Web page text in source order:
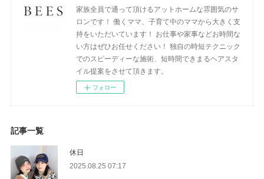
家族全員で通って頂けるアットホームな雰囲気のサ
ロンです！ 働くママ、子育て中のママから大きく支
持をいただいています！ お仕事や家事などお時間な
い方はぜひお任せください！ 独自の時短テクニック
でのスピーディーな施術、短時間できまるヘアスタ
イル提案をさせて頂きます。
フォロー
記事一覧
休日
2025.08.25 07:17